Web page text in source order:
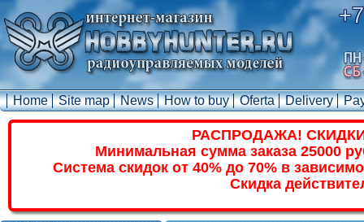
Home Site map News How to buy Oferta Delivery
РАСПРОДАЖА!
Минимальная сумма заказа 25000
Система скидок от 40% до 70% в
Скидка